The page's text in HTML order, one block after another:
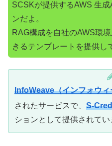
SCSKが提供するAWS 生成
ンだよ。
RAG構成を自社のAWS環
きるテンプレートを提供し
InfoWeave（インフォウィ
されたサービスで、 S-Cred
ションとして提供されてい